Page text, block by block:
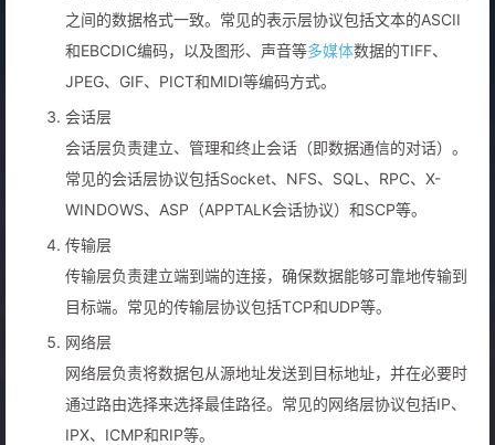
之间的数据格式一致。常见的表示层协议包括文本的ASCII
和EBCDIC编码，以及图形、声音等多媒体数据的TIFF、
JPEG、GIF、PICT和MIDI等编码方式。
会话层
会话层负责建立、管理和终止会话（即数据通信的对话）。
常见的会话层协议包括Socket、NFS、SQL、RPC、X-
WINDOWS、ASP（APPTALK会话协议）和SCP等。
传输层
传输层负责建立端到端的连接，确保数据能够可靠地传输到
目标端。常见的传输层协议包括TCP和UDP等。
网络层
网络层负责将数据包从源地址发送到目标地址，并在必要时
通过路由选择来选择最佳路径。常见的网络层协议包括IP、
IPX、ICMP和RIP等。